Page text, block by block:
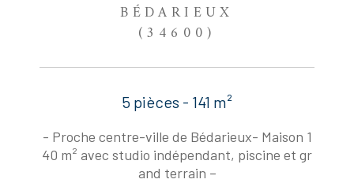
BÉDARIEUX
(34600)
5 pièces - 141 m²
- Proche centre-ville de Bédarieux- Maison 1
40 m² avec studio indépendant, piscine et gr
and terrain –